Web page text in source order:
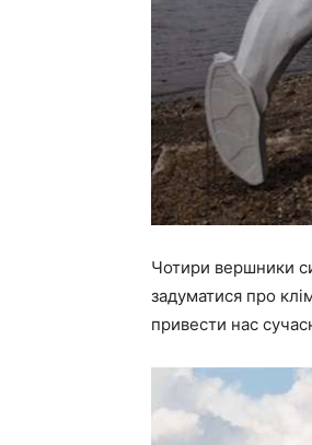
Чотири вершники
задуматися про
привести нас